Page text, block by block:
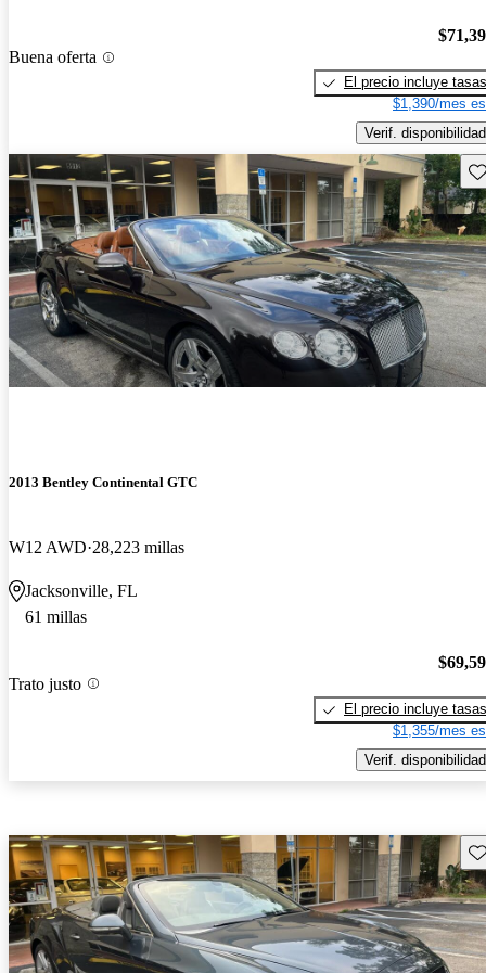
Buena oferta
El precio incluye tasas
$1,390/mes
Verif. disponibilidad
2013 Bentley Continental GTC
W12 AWD 28,223 millas
Jacksonville, FL
61 millas
Trato justo
El precio incluye tasas
$1,355/mes
Verif. disponibilidad